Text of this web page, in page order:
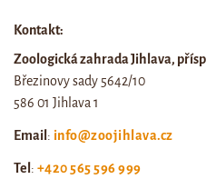
Kontakt:
Zoologická zahrada Jihlava,
Březinovy sady 5642/10
586 01 Jihlava 1
Email: info@zoojihlava.cz
Tel: +420 565 596 999